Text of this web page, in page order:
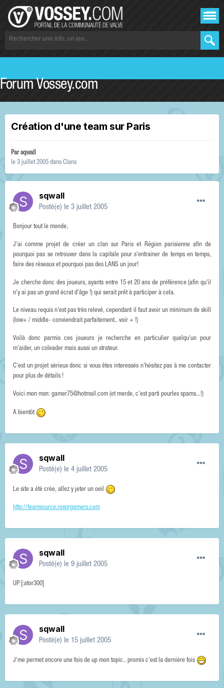
Forum Vossey.com
Création d'une team sur Paris
Parsqwall
le 3 juillet 2005 dans Clans
sqwall
Posté(e) le 3 juillet 2005
Bonjour tout le monde,
J'ai comme projet de créer un clan sur Paris et Région parisienne afin de
pourquoi pas se retrouver dans la capitale pour s'entrainer de temps en temps,
faire des réseaux et pourquoi pas des LANS un jour!
Je cherche donc des joueurs, ayants entre 15 et 20 ans de préférence (afin qu'il
n'y ai pas un grand écrat d'âge !) qui serait prêt à participer à cela.
Le niveau requis n'est pas très relevé, cependant il faut avoir un minimum de skill
(low+ / middle- conviendrait parfaitement.. voir + !)
Voilà donc parmis ces joueurs je recherche en particulier quelqu'un pour
m'aider, un coleader mais aussi un strateur.
C'est un projet sèrieux donc si vous êtes interessés n'hésitez pas à me contacter
pour plus de détails !
Voici mon msn: gamer75@hotmail.com (et merde, c'est parti pourles spams...!)
A bientôt
sqwall
Posté(e) le 4 juillet 2005
Le site a été crée, allez y jeter un oeil
http://teamsource.roxorgamers.com
sqwall
Posté(e) le 9 juillet 2005
UP [:ator300]
sqwall
Posté(e) le 15 juillet 2005
J'me permet encore une fois de up mon topic.. promis c'est la dernière fois